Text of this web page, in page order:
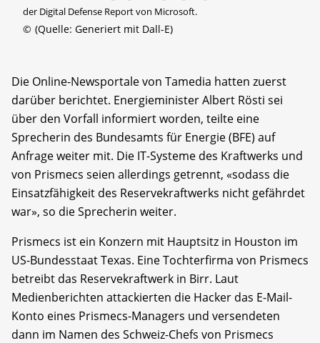
der Digital Defense Report von Microsoft.
© (Quelle: Generiert mit Dall-E)
Die Online-Newsportale von Tamedia hatten zuerst
darüber berichtet. Energieminister Albert Rösti sei
über den Vorfall informiert worden, teilte eine
Sprecherin des Bundesamts für Energie (BFE) auf
Anfrage weiter mit. Die IT-Systeme des Kraftwerks und
von Prismecs seien allerdings getrennt, «sodass die
Einsatzfähigkeit des Reservekraftwerks nicht gefährdet
war», so die Sprecherin weiter.
Prismecs ist ein Konzern mit Hauptsitz in Houston im
US-Bundesstaat Texas. Eine Tochterfirma von Prismecs
betreibt das Reservekraftwerk in Birr. Laut
Medienberichten attackierten die Hacker das E-Mail-
Konto eines Prismecs-Managers und versendeten
dann im Namen des Schweiz-Chefs von Prismecs